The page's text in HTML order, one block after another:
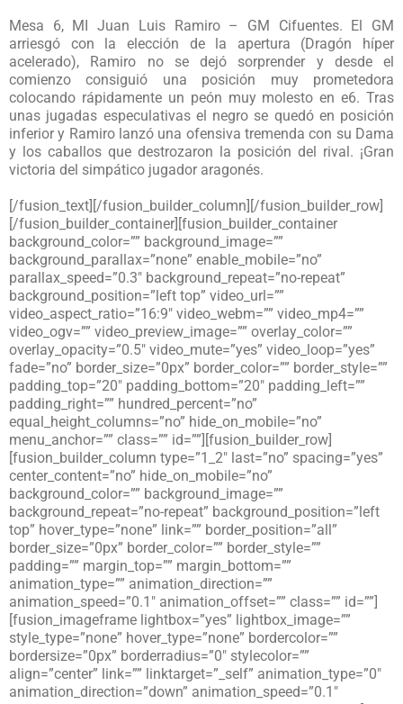
Mesa 6, MI Juan Luis Ramiro – GM Cifuentes. El GM
arriesgó con la elección de la apertura (Dragón híper
acelerado), Ramiro no se dejó sorprender y desde el
comienzo consiguió una posición muy prometedora
colocando rápidamente un peón muy molesto en e6. Tras
unas jugadas especulativas el negro se quedó en posición
inferior y Ramiro lanzó una ofensiva tremenda con su Dama
y los caballos que destrozaron la posición del rival. ¡Gran
victoria del simpático jugador aragonés.
[/fusion_text][/fusion_builder_column][/fusion_builder_row]
[/fusion_builder_container][fusion_builder_container
background_color=”” background_image=””
background_parallax=”none” enable_mobile=”no”
parallax_speed=”0.3″ background_repeat=”no-repeat”
background_position=”left top” video_url=””
video_aspect_ratio=”16:9″ video_webm=”” video_mp4=””
video_ogv=”” video_preview_image=”” overlay_color=””
overlay_opacity=”0.5″ video_mute=”yes” video_loop=”yes”
fade=”no” border_size=”0px” border_color=”” border_style=””
padding_top=”20″ padding_bottom=”20″ padding_left=””
padding_right=”” hundred_percent=”no”
equal_height_columns=”no” hide_on_mobile=”no”
menu_anchor=”” class=”” id=””][fusion_builder_row]
[fusion_builder_column type=”1_2″ last=”no” spacing=”yes”
center_content=”no” hide_on_mobile=”no”
background_color=”” background_image=””
background_repeat=”no-repeat” background_position=”left
top” hover_type=”none” link=”” border_position=”all”
border_size=”0px” border_color=”” border_style=””
padding=”” margin_top=”” margin_bottom=””
animation_type=”” animation_direction=””
animation_speed=”0.1″ animation_offset=”” class=”” id=””]
[fusion_imageframe lightbox=”yes” lightbox_image=””
style_type=”none” hover_type=”none” bordercolor=””
bordersize=”0px” borderradius=”0″ stylecolor=””
align=”center” link=”” linktarget=”_self” animation_type=”0″
animation_direction=”down” animation_speed=”0.1″